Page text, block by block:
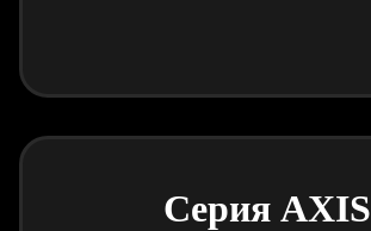
Серия AXIS